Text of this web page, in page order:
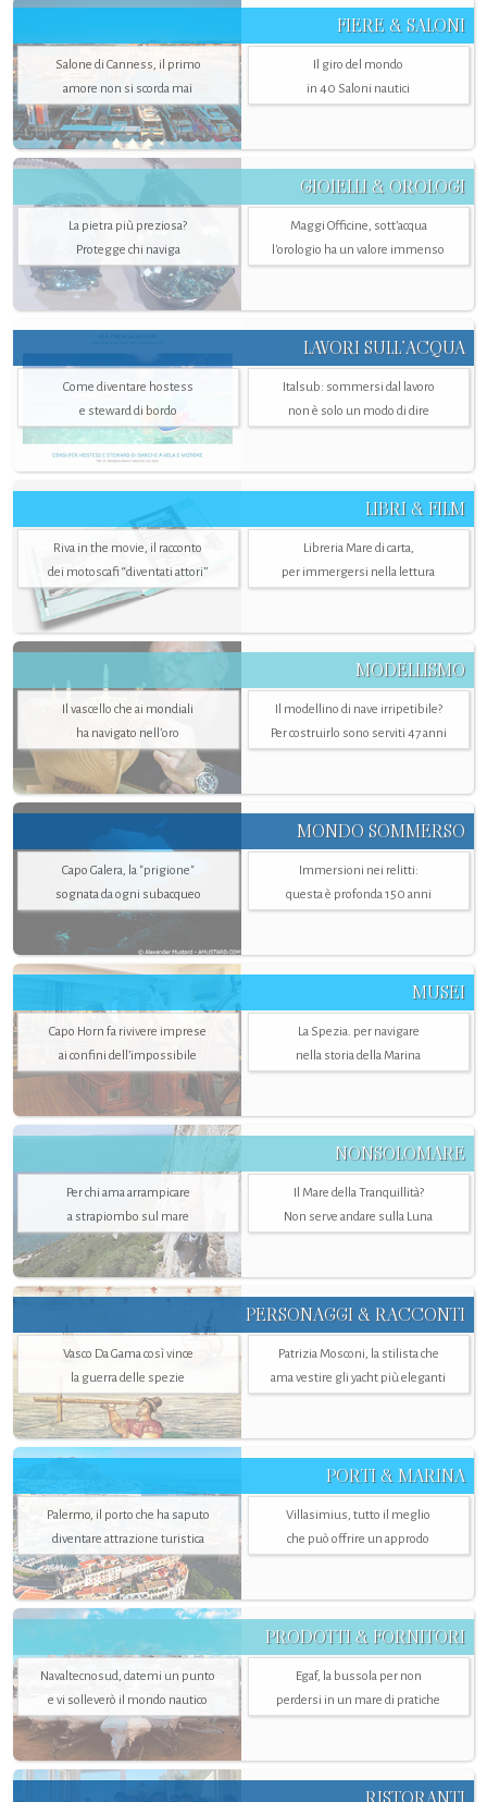
FIERE & SALONI
Salone di Canness, il primo
amore non si scorda mai
Il giro del mondo
in 40 Saloni nautici
GIOIELLI & OROLOGI
La pietra più preziosa?
Protegge chi naviga
Maggi Officine, sott’acqua
l'orologio ha un valore immenso
LAVORI SULL’ACQUA
Come diventare hostess
e steward di bordo
Italsub: sommersi dal lavoro
non è solo un modo di dire
LIBRI & FILM
Riva in the movie, il racconto
dei motoscafi “diventati attori”
Libreria Mare di carta,
per immergersi nella lettura
MODELLISMO
Il vascello che ai mondiali
ha navigato nell’oro
Il modellino di nave irripetibile?
Per costruirlo sono serviti 47 anni
MONDO SOMMERSO
Capo Galera, la "prigione"
sognata da ogni subacqueo
Immersioni nei relitti:
questa è profonda 150 anni
MUSEI
Capo Horn fa rivivere imprese
ai confini dell’impossibile
La Spezia. per navigare
nella storia della Marina
NONSOLOMARE
Per chi ama arrampicare
a strapiombo sul mare
Il Mare della Tranquillità?
Non serve andare sulla Luna
PERSONAGGI & RACCONTI
Vasco Da Gama così vince
la guerra delle spezie
Patrizia Mosconi, la stilista che
ama vestire gli yacht più eleganti
PORTI & MARINA
Palermo, il porto che ha saputo
diventare attrazione turistica
Villasimius, tutto il meglio
che può offrire un approdo
PRODOTTI & FORNITORI
Navaltecnosud, datemi un punto
e vi solleverò il mondo nautico
Egaf, la bussola per non
perdersi in un mare di pratiche